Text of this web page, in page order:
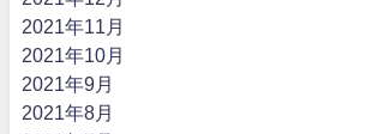
2021年11月
2021年10月
2021年9月
2021年8月